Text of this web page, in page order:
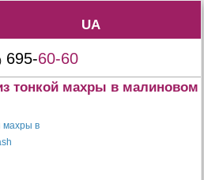
UA
UA
695-60-60
тонкой махры в малиновом